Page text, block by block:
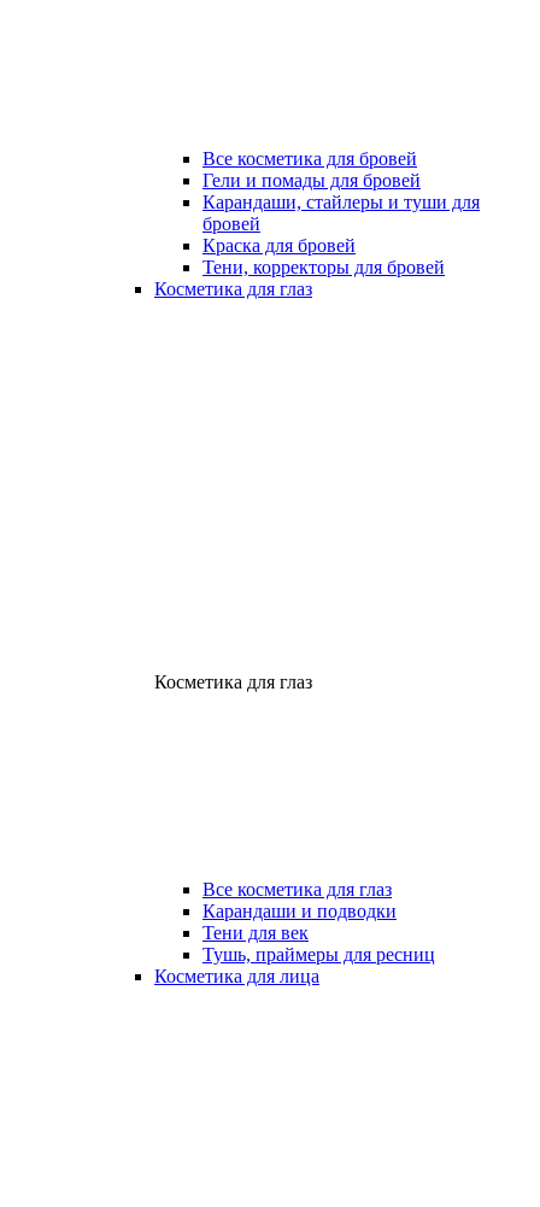
Все косметика для бровей
Гели и помады для бровей
Карандаши, стайлеры и туши для
бровей
Краска для бровей
Тени, корректоры для бровей
Косметика для глаз
Косметика для глаз
Все косметика для глаз
Карандаши и подводки
Тени для век
Тушь, праймеры для ресниц
Косметика для лица